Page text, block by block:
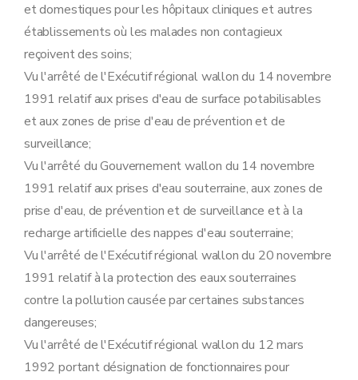
Art. 64
Sous-section 4 Surveillance et mesures administratives
Art. 66
Section 4 Déclarations
Sous-section première
Procédure de déclaration relative aux établissements de classe 3
Art. 67
Art. 68
Art. 70
Art. 71
Sous-section 2
Modalités du recours prévu à l'article 41 du décret contre les conditions complémentaires éventuelles
Art. 72
Art. 73
Art. 74
Art. 75
Sous-section 3 Tenue des registres des déclarations
Art. 76
Art. 77
Section 5 Sûreté visée à l'article 55 du décret
Sous-section première
Art. 78
Art. 79
Sous-section 2 Modalités de constitution de la sûreté
et domestiques pour les hôpitaux cliniques et autres
établissements où les malades non contagieux
reçoivent des soins;
Vu l'arrêté de l'Exécutif régional wallon du 14 novembre
1991 relatif aux prises d'eau de surface potabilisables
et aux zones de prise d'eau de prévention et de
surveillance;
Vu l'arrêté du Gouvernement wallon du 14 novembre
1991 relatif aux prises d'eau souterraine, aux zones de
prise d'eau, de prévention et de surveillance et à la
recharge artificielle des nappes d'eau souterraine;
Vu l'arrêté de l'Exécutif régional wallon du 20 novembre
1991 relatif à la protection des eaux souterraines
contre la pollution causée par certaines substances
dangereuses;
Vu l'arrêté de l'Exécutif régional wallon du 12 mars
1992 portant désignation de fonctionnaires pour